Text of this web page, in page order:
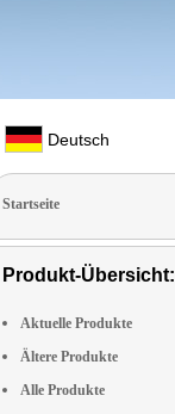
Deutsch
Startseite
Produkt-Übersicht:
Aktuelle Produkte
Ältere Produkte
Alle Produkte